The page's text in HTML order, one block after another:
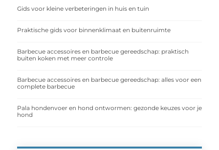
Gids voor kleine verbeteringen in huis en tuin
Praktische gids voor binnenklimaat en buitenruimte
Barbecue accessoires en barbecue gereedschap: praktisch
buiten koken met meer controle
Barbecue accessoires en barbecue gereedschap: alles voor een
complete barbecue
Pala hondenvoer en hond ontwormen: gezonde keuzes voor je
hond